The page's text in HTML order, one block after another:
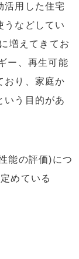
活用した住宅
うなどしてい
増えてきてお
ー、再生可能
おり、家庭か
いう目的があ
能の評価)につ
めている